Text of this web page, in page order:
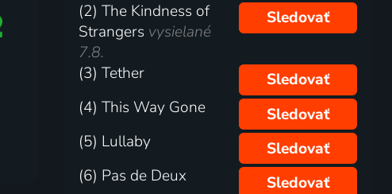
(2) The Kindness of
Strangers vysielané
7.8.
Sledovať
(3) Tether
Sledovať
(4) This Way Gone
Sledovať
(5) Lullaby
Sledovať
(6) Pas de Deux
Sledovať